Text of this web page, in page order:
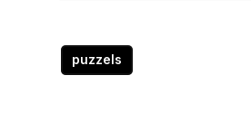
puzzels